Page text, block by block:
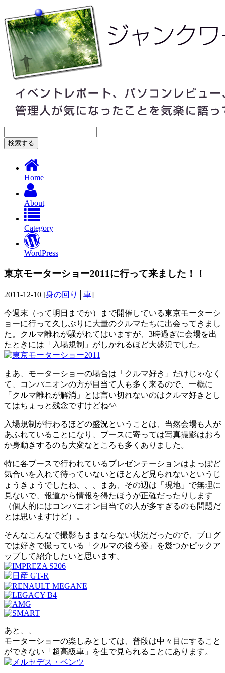
Home
About
Category
WordPress
東京モーターショー2011に行って来ました！！
2011-12-10 [身の回り 車]
今週末（って明日までか）まで開催している東京モーターシ
ョーに行って久しぶりに大量のクルマたちに出会ってきまし
た。クルマ離れが騒がれてはいますが、3時過ぎに会場を出
たときには「入場規制」がしかれるほど大盛況でした。
まあ、モーターショーの場合は「クルマ好き」だけじゃなく
て、コンパニオンの方が目当て人も多く来るので、一概に
「クルマ離れが解消」とは言い切れないのはクルマ好きとし
てはちょっと残念ですけどね^^
入場規制が行わるほどの盛況ということは、当然会場も人が
あふれていることになり、ブースに寄っては写真撮影はおろ
か身動きするのも大変なところも多くありました。
特に各ブースで行われているプレゼンテーションはよっぽど
気合いを入れて待っていないとほとんど見られないというじ
ょうきょうでしたね、、、まあ、その辺は「現地」で無理に
見ないで、報道から情報を得たほうが正確だったりします
（個人的にはコンパニオン目当ての人が多すぎるのも問題だ
とは思いますけど）。
そんなこんなで撮影もままならない状況だったので、ブログ
では好きで撮っている「クルマの後ろ姿」を幾つかピックア
ップして紹介したいと思います。
あと、、
モーターショーの楽しみとしては、普段は中々目にすること
ができない「超高級車」を生で見られることにあります。